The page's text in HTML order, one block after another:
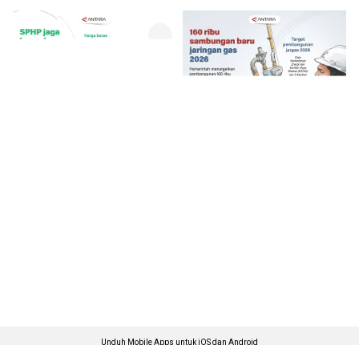
Unduh Mobile Apps untuk iOS dan Android